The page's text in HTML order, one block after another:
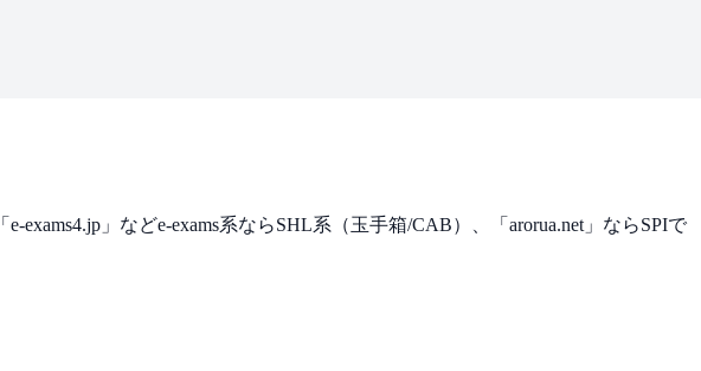
exams4.jp」などe-exams系ならSHL系（玉手箱/CAB）、「arorua.net」ならSPIで